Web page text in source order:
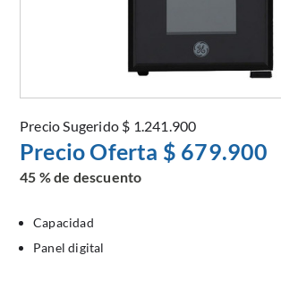
Precio Sugerido $ 1.241.900
Precio Oferta $ 679.900
45 % de descuento
Capacidad
Panel digital